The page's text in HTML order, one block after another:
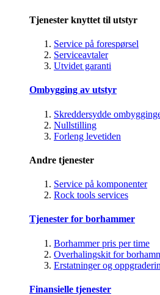
Tjenester knyttet til utstyr
Service på forespørsel
Serviceavtaler
Utvidet garanti
Ombygging av utstyr
Skreddersydde
Nullstilling
Forleng levetiden
Andre tjenester
Service på komponenter
Rock tools services
Tjenester for borhammer
Borhammer pris per time
Overhalingskit for
Erstatninger og
Finansielle tjenester